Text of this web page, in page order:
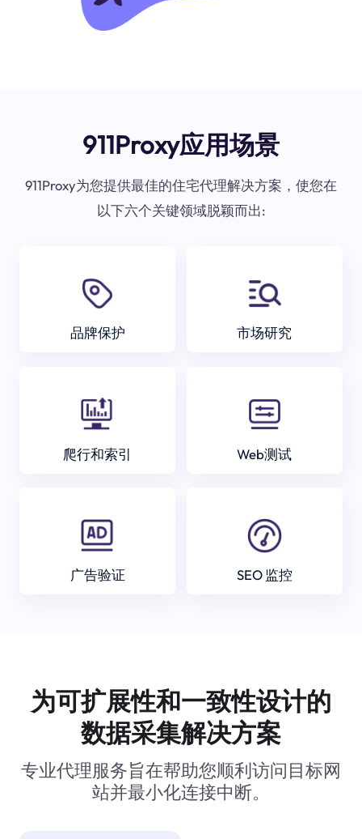
911Proxy应用场景
911Proxy为您提供最佳的住宅代理解决方案，使您在
以下六个关键领域脱颖而出:
品牌保护 市场研究
爬行和索引 Web测试
广告验证 SEO 监控
为可扩展性和一致性设计的
数据采集解决方案
专业代理服务旨在帮助您顺利访问目标网
站并最小化连接中断。